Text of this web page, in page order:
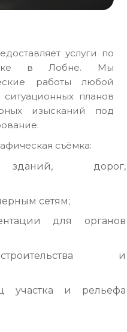
услуги по
в Лобне. Мы
работы любой
планов
изысканий под
съёмка:
зданий, дорог,
сетям;
для органов
и
участка и рельефа